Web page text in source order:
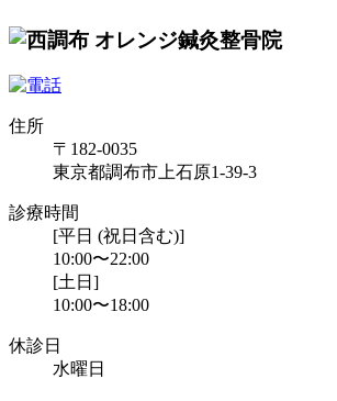
住所
〒182-0035
東京都調布市上石原1-39-3
診療時間
[平日 (祝日含む)]
10:00〜22:00
[土日]
10:00〜18:00
休診日
水曜日